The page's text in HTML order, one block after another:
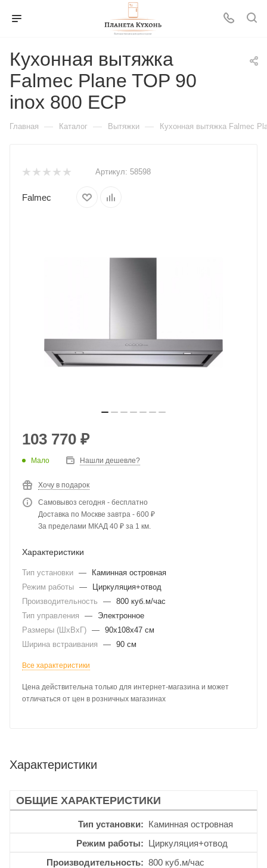
Кухонная вытяжка
Falmec Plane TOP 90
inox 800 ECP
Главная — Каталог — Вытяжки — Кухонная вытяжка Falmec
Артикул: 58598
Falmec
103 770 ₽
Мало Нашли дешевле?
Хочу в подарок
Самовывоз сегодня - бесплатно
Доставка по Москве завтра - 600 ₽
За пределами МКАД 40 ₽ за 1 км.
Характеристики
Тип установки —
Каминная островная
Режим работы —
Циркуляция+отвод
Производительность
— 800 куб.м/час
Тип управления
—
Электронное
Размеры (ШхВхГ) — 90x108x47 см
Ширина встраивания
— 90 см
Все характеристики
Цена действительна только для интернет-магазина и может
отличаться от цен в розничных магазинах
Характеристики
ОБЩИЕ ХАРАКТЕРИСТИКИ
Тип установки
Каминная островная
Режим работы
Циркуляция+отвод
Производительность
800 куб.м/час